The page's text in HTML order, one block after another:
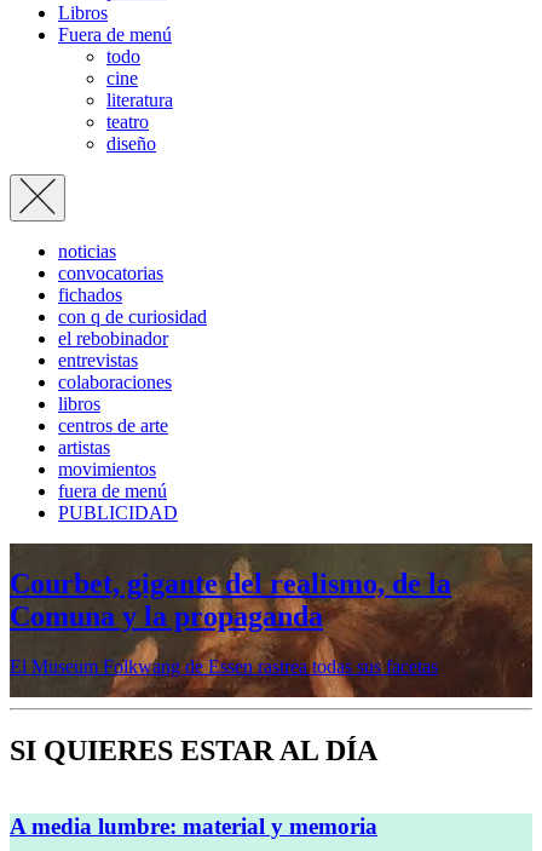
Libros
Fuera de menú
todo
cine
literatura
teatro
diseño
noticias
convocatorias
fichados
con q de curiosidad
el rebobinador
entrevistas
colaboraciones
libros
centros de arte
artistas
movimientos
fuera de menú
PUBLICIDAD
Mujeres prerrafaelitas, psiquiatría en la
vanguardia, Minor White o Dana
Lixenberg, en otoño en la Fundación
MAPFRE
Veremos cinco muestras en sus sedes de Madrid y Barcelona
SI QUIERES ESTAR AL DÍA